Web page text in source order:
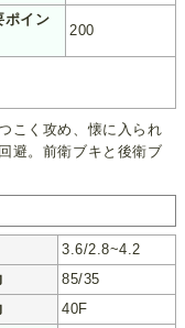
ポイン
200
こく攻め、懐に入られ
避。前衛ブキと後衛ブ
3.6/2.8~4.2
85/35
40F